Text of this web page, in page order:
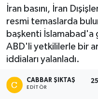
İran basını, İran
resmi temaslarda
başkenti
ABD'li yetkililerle bir
iddiaları yalanladı.
CABBAR ŞIKTAŞ
EDITÖR